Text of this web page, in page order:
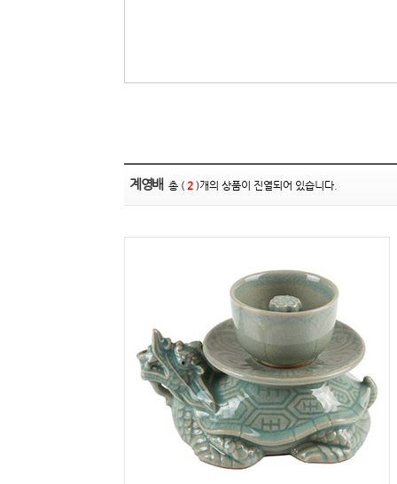
계영배 총 ( 2)개의 상품이 진열되어 있습니다.